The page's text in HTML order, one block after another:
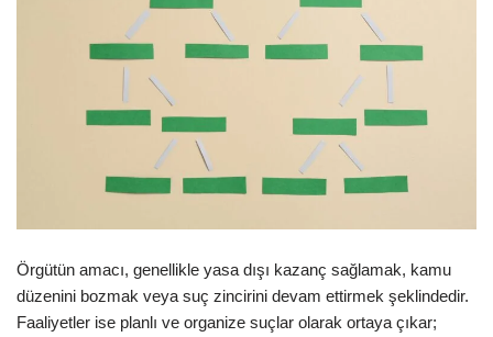
Örgütün amacı, genellikle yasa dışı kazanç sağlamak, kamu
düzenini bozmak veya suç zincirini devam ettirmek şeklindedir.
Faaliyetler ise planlı ve organize suçlar olarak ortaya çıkar;